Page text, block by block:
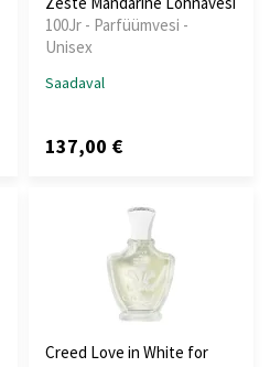
100Jr - Parfüümvesi -
Unisex
Saadaval
137,00 €
Creed Love in White for